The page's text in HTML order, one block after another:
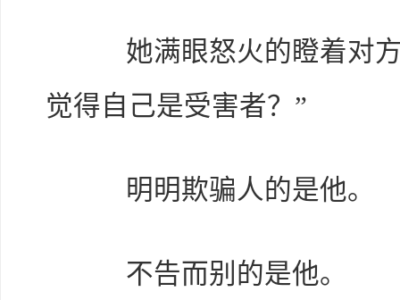
她满眼怒火的瞪着对方
觉得自己是受害者？”
明明欺骗人的是他。
不告而别的是他。